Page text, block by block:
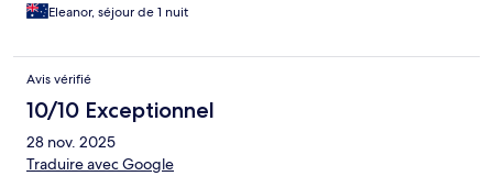
Eleanor, séjour de 1 nuit
Avis vérifié
10/10 Exceptionnel
28 nov. 2025
Traduire avec Google